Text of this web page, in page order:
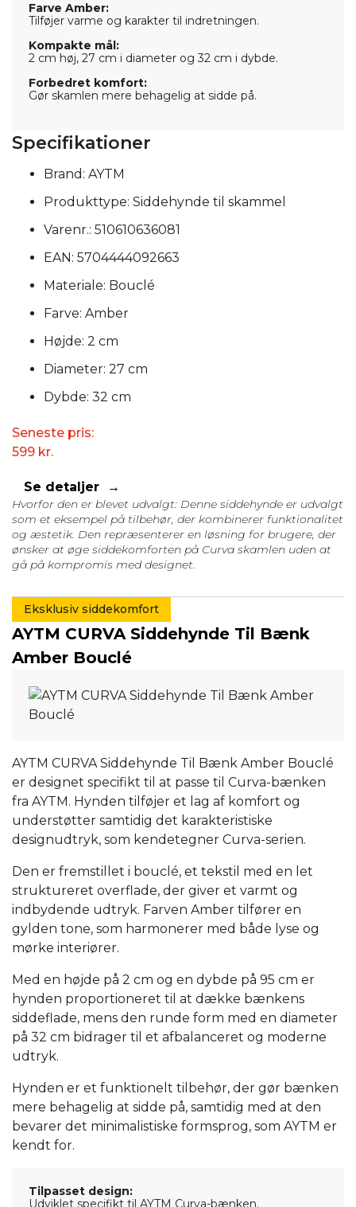
Hvorfor den er blevet udvalgt: Denne siddehynde er udvalgt
som et eksempel på tilbehør, der kombinerer funktionalitet
og æstetik. Den repræsenterer en løsning for brugere, der
ønsker at øge siddekomforten på Curva skamlen uden at
gå på kompromis med designet.
Farve Amber:
Tilføjer varme og karakter til indretningen.
Kompakte mål:
2 cm høj, 27 cm i diameter og 32 cm i dybde.
Forbedret komfort:
Gør skamlen mere behagelig at sidde på.
Specifikationer
Brand: AYTM
Produkttype: Siddehynde til skammel
Varenr.: 510610636081
EAN: 5704444092663
Materiale: Bouclé
Farve: Amber
Højde: 2 cm
Diameter: 27 cm
Dybde: 32 cm
Seneste pris:
599 kr.
Se detaljer
Eksklusiv siddekomfort
AYTM CURVA Siddehynde Til Bænk
Amber Bouclé
AYTM CURVA Siddehynde Til Bænk Amber Bouclé
er designet specifikt til at passe til Curva-bænken
fra AYTM. Hynden tilføjer et lag af komfort og
understøtter samtidig det karakteristiske
designudtryk, som kendetegner Curva-serien.
Den er fremstillet i bouclé, et tekstil med en let
struktureret overflade, der giver et varmt og
indbydende udtryk. Farven Amber tilfører en
gylden tone, som harmonerer med både lyse og
mørke interiører.
Med en højde på 2 cm og en dybde på 95 cm er
hynden proportioneret til at dække bænkens
siddeflade, mens den runde form med en diameter
på 32 cm bidrager til et afbalanceret og moderne
udtryk.
Hynden er et funktionelt tilbehør, der gør bænken
mere behagelig at sidde på, samtidig med at den
bevarer det minimalistiske formsprog, som AYTM er
kendt for.
Tilpasset design:
Udviklet specifikt til AYTM Curva-bænken.